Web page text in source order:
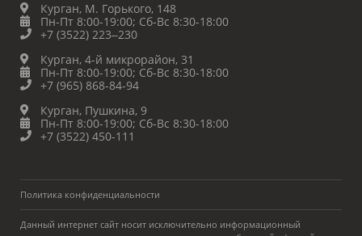
Курган, М. Горького, 148
Пн-Пт 8:00-19:00; Сб-Вс 8:30-18:00
+7 (3522) 223‒230
Курган, 4-й микрорайон, 31
Пн-Пт 8:00-19:00; Сб-Вс 8:30-18:00
+7 (965) 868-84-94
Курган, Пушкина, 9
Пн-Пт 8:00-19:00; Сб-Вс 8:30-18:00
+7 (3522) 450-111
Политика конфиденциальности
Данный интернет сайт носит исключительно информационный